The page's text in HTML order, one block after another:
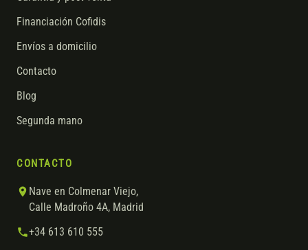
Financiación Cofidis
Envíos a domicilio
Contacto
Blog
Segunda mano
CONTACTO
Nave en Colmenar Viejo,
Calle Madroño 4A, Madrid
+34 613 610 555